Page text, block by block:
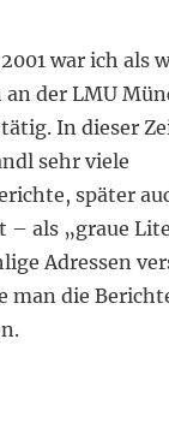
war ich als
der LMU
In dieser
sehr viele
später
als „graue
Adressen
man die